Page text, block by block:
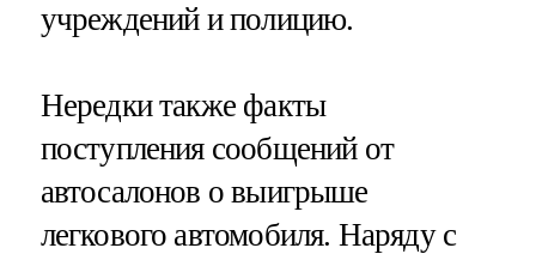
учреждений и полицию.
Нередки также факты
поступления сообщений от
автосалонов о выигрыше
легкового автомобиля. Наряду с